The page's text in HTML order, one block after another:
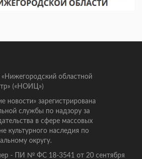
областной
(«НОИЦ»)
новости» зарегистрирована
службы по надзору за
в сфере массовых
культурного наследия по
округу.
- ПИ № ФС 18-3541 от 20 сентября